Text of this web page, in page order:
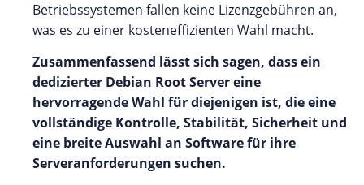
Betriebssystemen fallen keine Lizenzgebühren an,
was es zu einer kosteneffizienten Wahl macht.
Zusammenfassend lässt sich sagen, dass ein
dedizierter Debian Root Server eine
hervorragende Wahl für diejenigen ist, die eine
vollständige Kontrolle, Stabilität, Sicherheit und
eine breite Auswahl an Software für ihre
Serveranforderungen suchen.